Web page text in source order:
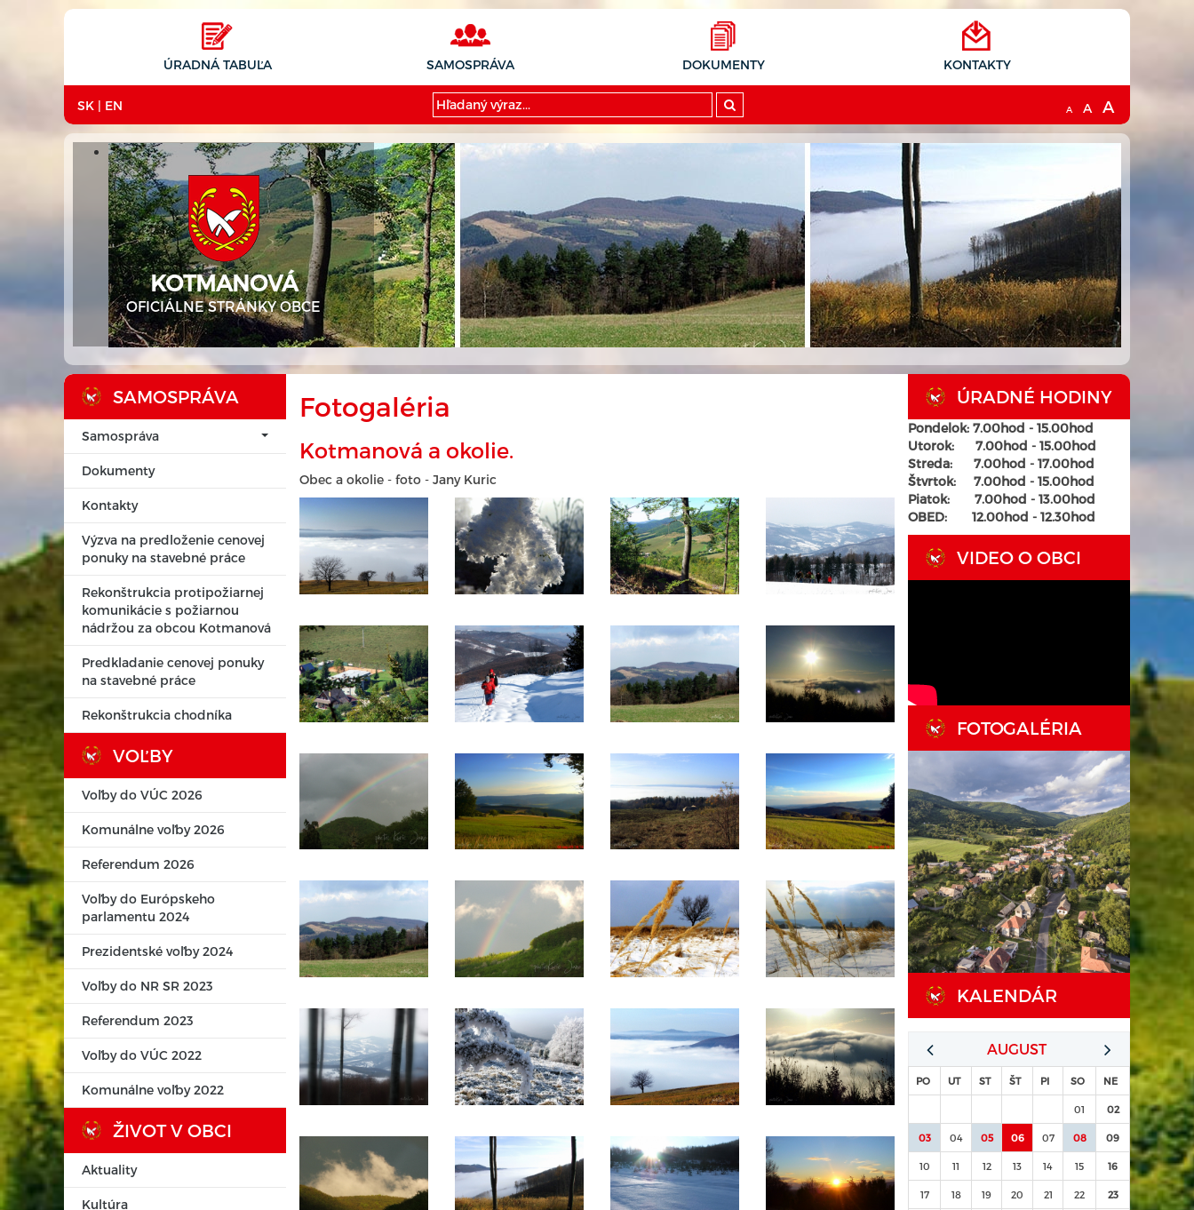
ÚRADNÁ TABUĽA SAMOSPRÁVA DOKUMENTY KONTAKTY
SK | EN A A A
KOTMANOVÁ
OFICIÁLNE STRÁNKY OBCE
SAMOSPRÁVA
Samospráva
Dokumenty
Kontakty
Výzva na predloženie cenovej
ponuky na stavebné práce
Rekonštrukcia protipožiarnej
komunikácie s požiarnou
nádržou za obcou Kotmanová
Predkladanie cenovej ponuky
na stavebné práce
Rekonštrukcia chodníka
VOĽBY
Voľby do VÚC 2026
Komunálne voľby 2026
Referendum 2026
Voľby do Európskeho
parlamentu 2024
Prezidentské voľby 2024
Voľby do NR SR 2023
Referendum 2023
Voľby do VÚC 2022
Komunálne voľby 2022
ŽIVOT V OBCI
Aktuality
Kultúra
Fotogaléria
Kotmanová a okolie.
Obec a okolie - foto - Jany Kuric
ÚRADNÉ HODINY
Pondelok: 7.00hod - 15.00hod
Utorok: 7.00hod - 15.00hod
Streda: 7.00hod - 17.00hod
Štvrtok: 7.00hod - 15.00hod
Piatok: 7.00hod - 13.00hod
OBED: 12.00hod - 12.30hod
VIDEO O OBCI
FOTOGALÉRIA
KALENDÁR
AUGUST
PO UT ST ŠT PI SO NE
01 02
03 04 05 06 07 08 09
10 11 12 13 14 15 16
17 18 19 20 21 22 23